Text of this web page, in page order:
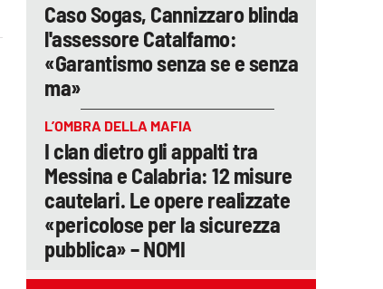
Caso Sogas, Cannizzaro blinda
l'assessore Catalfamo:
«Garantismo senza se e senza
ma»
L’OMBRA DELLA MAFIA
I clan dietro gli appalti tra
Messina e Calabria: 12 misure
cautelari. Le opere realizzate
«pericolose per la sicurezza
pubblica» – NOMI